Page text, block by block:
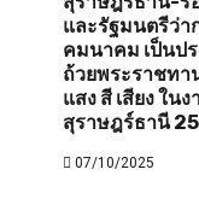
และรัฐมนตรีว่า
คมนาคม เป็นป
ถ้วยพระราชทา
แสง สี เสียง ใน
สุราษฎร์ธานี
07/10/2025